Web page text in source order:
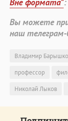
Вы можете
наш
Владимир
профессор
Николай Лыков